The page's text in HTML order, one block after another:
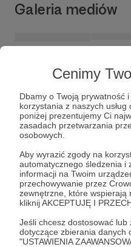
Cenimy
Dbamy o Twoją prywatność
korzystania z naszych
poniżej prezentujemy Ci
zasadach przetwarzania
osobowych.
Aby wyrazić zgody na
automatycznego śledzenia i
informacji na Twoim
przechowywanie przez
zewnętrzne, które wspierają
kliknij AKCEPTUJĘ I
Jeśli chcesz dostosować
dotyczące zbierania danych
"USTAWIENIA
Galeria mediów
Dołącz do
Wesprzyj działalność
Zostań